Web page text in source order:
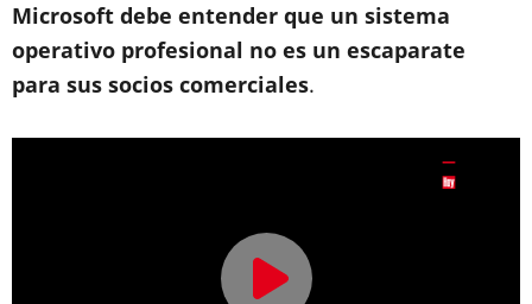
Microsoft debe entender que un sistema
operativo profesional no es un escaparate
para sus socios comerciales.